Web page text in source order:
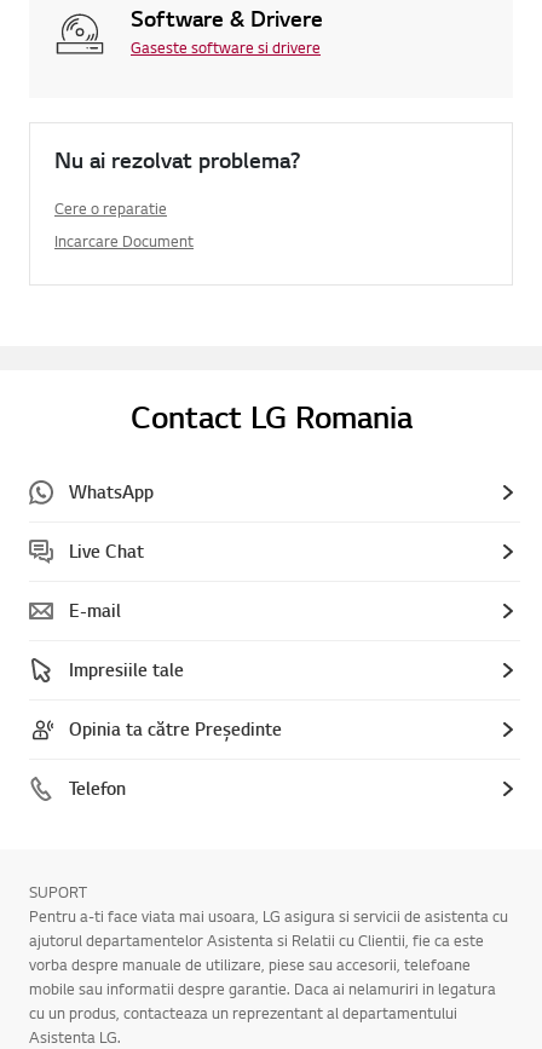
Software & Drivere
Gaseste software si drivere
Nu ai rezolvat problema?
Cere o reparatie
Incarcare Document
Contact LG Romania
WhatsApp
Live Chat
E-mail
Impresiile tale
Opinia ta către Președinte
Telefon
SUPORT
Pentru a-ti face viata mai usoara, LG asigura si servicii de asistenta cu
ajutorul departamentelor Asistenta si Relatii cu Clientii, fie ca este
vorba despre manuale de utilizare, piese sau accesorii, telefoane
mobile sau informatii despre garantie. Daca ai nelamuriri in legatura
cu un produs, contacteaza un reprezentant al departamentului
Asistenta LG.